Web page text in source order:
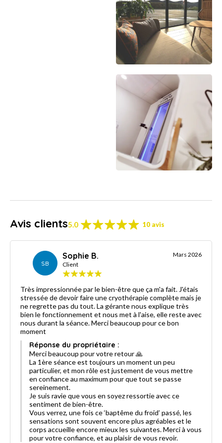
Avis clients5.0 10 avis
SB
Sophie B.
Client
Mars 2026
Très impressionnée par le bien-être que ça m'a fait. J'étais
stressée de devoir faire une cryothérapie complète mais je
ne regrette pas du tout. La gérante nous explique très
bien le fonctionnement et nous met à l'aise, elle reste avec
nous durant la séance. Merci beaucoup pour ce bon
moment
Réponse du propriétaire :
Merci beaucoup pour votre retour 🙏
La 1ère séance est toujours un moment un peu
particulier, et mon rôle est justement de vous mettre
en confiance au maximum pour que tout se passe
sereinement.
Je suis ravie que vous en soyez ressortie avec ce
sentiment de bien-être.
Vous verrez, une fois ce ‘baptême du froid’ passé, les
sensations sont souvent encore plus agréables et le
corps accueille encore mieux les suivantes. Merci à vous
pour votre confiance, et au plaisir de vous revoir.